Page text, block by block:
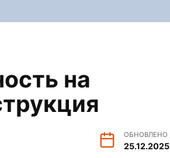
на
ОБНОВЛЕНО
25.12.2025